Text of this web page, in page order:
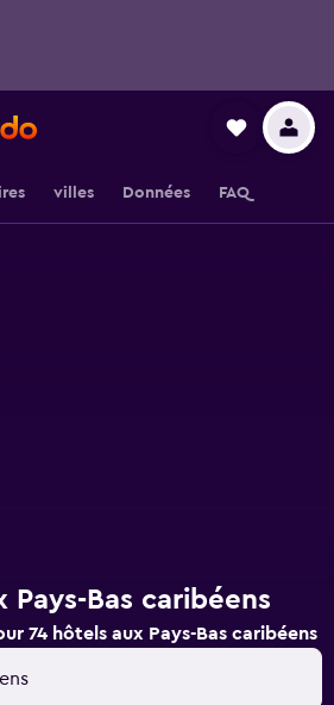
villes Données FAQ
Pays-Bas caribéens
74 hôtels aux Pays-Bas caribéens